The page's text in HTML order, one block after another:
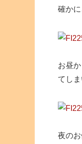
確か
お昼
てし
夜の